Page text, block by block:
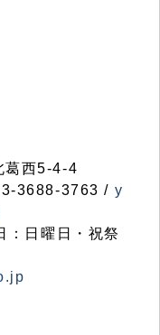
西5-4-4
3688-3763 / y
日曜日・祝祭